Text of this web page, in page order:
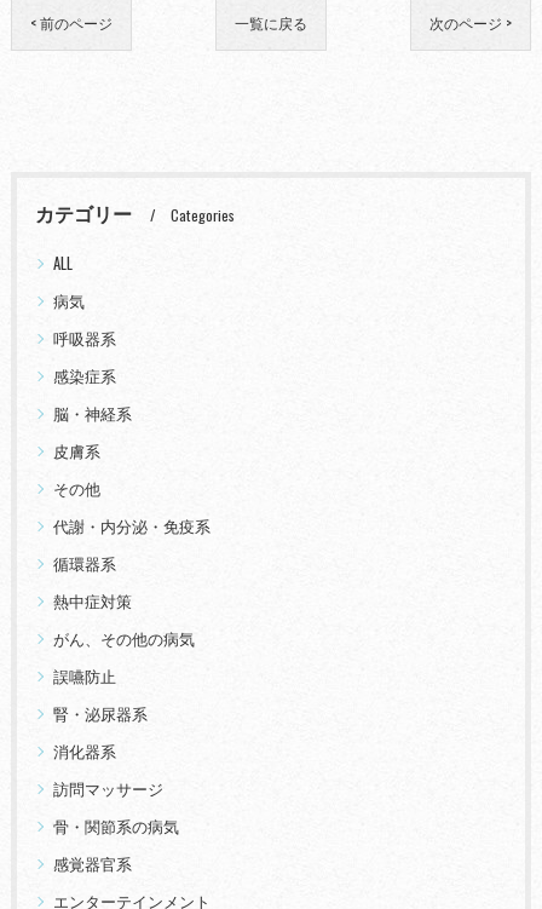
< 前のページ 一覧に戻る 次のページ >
カテゴリー Categories
ALL
病気
呼吸器系
感染症系
脳・神経系
皮膚系
その他
代謝・内分泌・免疫系
循環器系
熱中症対策
がん、その他の病気
誤嚥防止
腎・泌尿器系
消化器系
訪問マッサージ
骨・関節系の病気
感覚器官系
エンターテインメント